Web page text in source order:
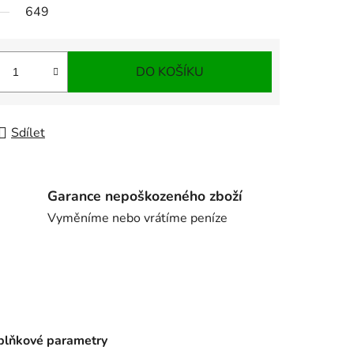
649
DO KOŠÍKU
Sdílet
Garance nepoškozeného zboží
Vyměníme nebo vrátíme peníze
parametry